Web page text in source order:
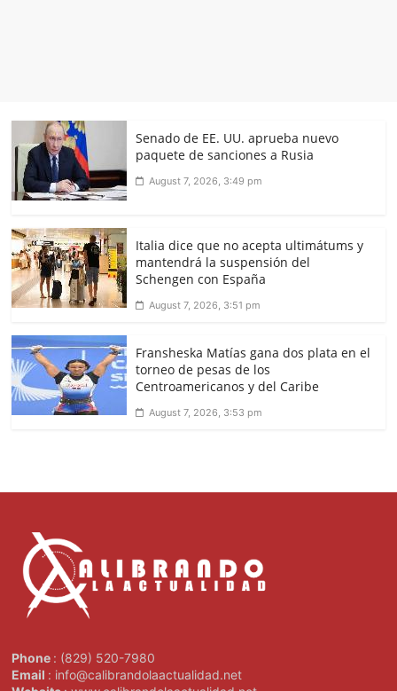
Senado de EE. UU. aprueba nuevo
paquete de sanciones a Rusia
August 7, 2026, 3:49 pm
Italia dice que no acepta ultimátums y
mantendrá la suspensión del
Schengen con España
August 7, 2026, 3:51 pm
Fransheska Matías gana dos plata en el
torneo de pesas de los
Centroamericanos y del Caribe
August 7, 2026, 3:53 pm
Phone : (829) 520-7980
Email : info@calibrandolaactualidad.net